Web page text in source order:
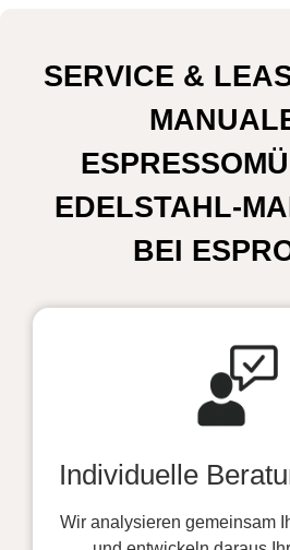
SERVICE &
EDELSTAHL-
BEI
Individuelle
Wir analysieren gemeinsam